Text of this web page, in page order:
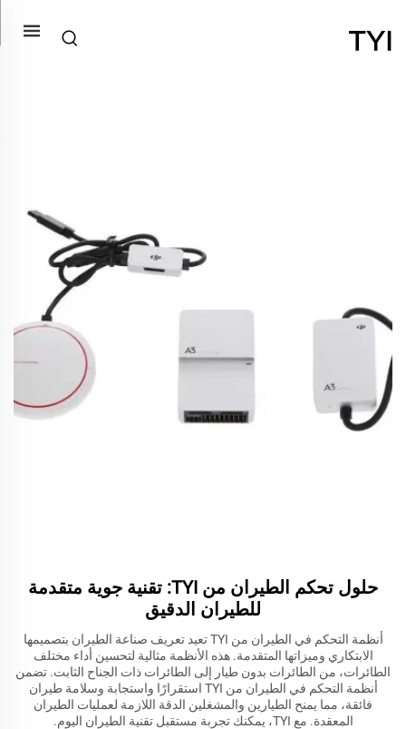
حلول تحكم الطيران من TYI: تقنية جوية متقدمة
للطيران الدقيق
أنظمة التحكم في الطيران من TYI تعيد تعريف صناعة الطيران بتصميمها
الابتكاري وميزاتها المتقدمة. هذه الأنظمة مثالية لتحسين أداء مختلف
الطائرات، من الطائرات بدون طيار إلى الطائرات ذات الجناح الثابت. تضمن
أنظمة التحكم في الطيران من TYI استقرارًا واستجابة وسلامة طيران
فائقة، مما يمنح الطيارين والمشغلين الدقة اللازمة لعمليات الطيران
المعقدة. مع TYI، يمكنك تجربة مستقبل تقنية الطيران اليوم.